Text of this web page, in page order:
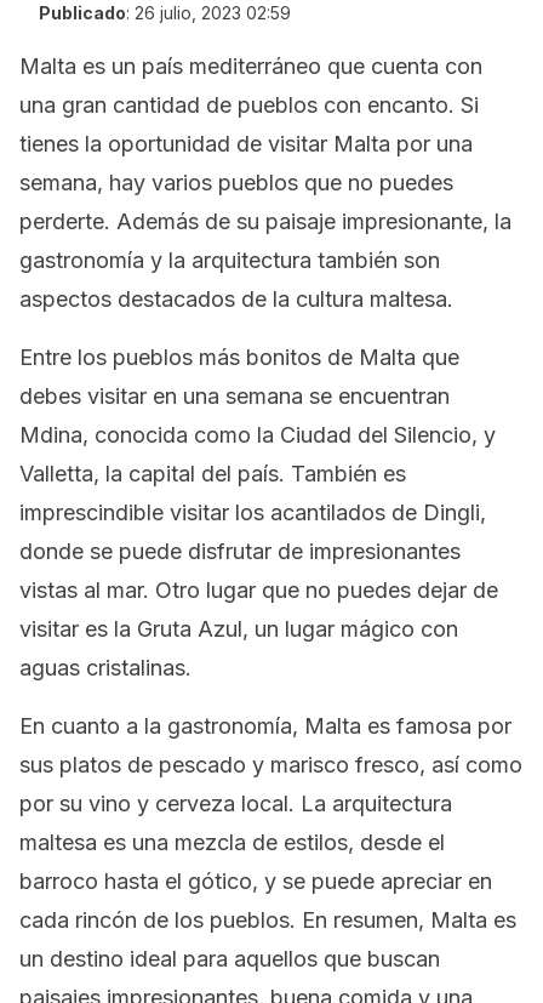
Publicado: 26 julio, 2023 02:59
Malta es un país mediterráneo que cuenta con
una gran cantidad de pueblos con encanto. Si
tienes la oportunidad de visitar Malta por una
semana, hay varios pueblos que no puedes
perderte. Además de su paisaje impresionante, la
gastronomía y la arquitectura también son
aspectos destacados de la cultura maltesa.
Entre los pueblos más bonitos de Malta que
debes visitar en una semana se encuentran
Mdina, conocida como la Ciudad del Silencio, y
Valletta, la capital del país. También es
imprescindible visitar los acantilados de Dingli,
donde se puede disfrutar de impresionantes
vistas al mar. Otro lugar que no puedes dejar de
visitar es la Gruta Azul, un lugar mágico con
aguas cristalinas.
En cuanto a la gastronomía, Malta es famosa por
sus platos de pescado y marisco fresco, así como
por su vino y cerveza local. La arquitectura
maltesa es una mezcla de estilos, desde el
barroco hasta el gótico, y se puede apreciar en
cada rincón de los pueblos. En resumen, Malta es
un destino ideal para aquellos que buscan
paisajes impresionantes, buena comida y una